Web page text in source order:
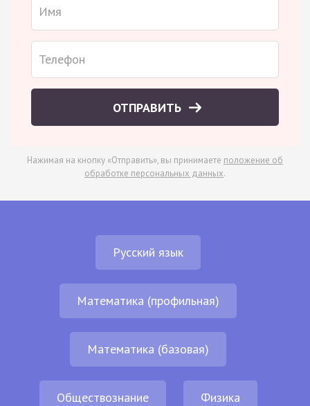
ОТПРАВИТЬ
Нажимая на кнопку «Отправить», вы принимаете положение об
обработке персональных данных.
Русский язык
Математика (профильная)
Математика (базовая)
Обществознание Физика